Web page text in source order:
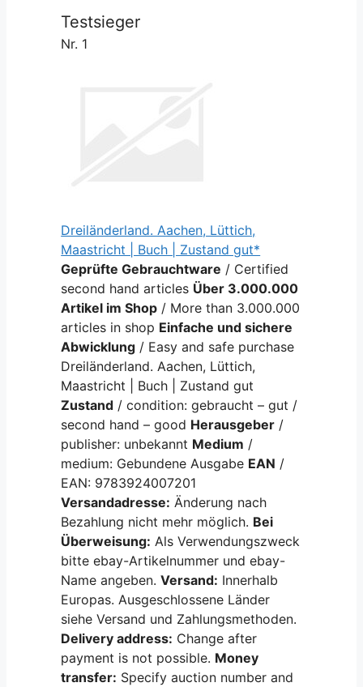
Testsieger
Nr. 1
Dreiländerland. Aachen, Lüttich,
Maastricht | Buch | Zustand gut*
Geprüfte Gebrauchtware / Certified
second hand articles Über 3.000.000
Artikel im Shop / More than 3.000.000
articles in shop Einfache und sichere
Abwicklung / Easy and safe purchase
Dreiländerland. Aachen, Lüttich,
Maastricht | Buch | Zustand gut
Zustand / condition: gebraucht – gut /
second hand – good Herausgeber /
publisher: unbekannt Medium /
medium: Gebundene Ausgabe EAN /
EAN: 9783924007201
Versandadresse: Änderung nach
Bezahlung nicht mehr möglich. Bei
Überweisung: Als Verwendungszweck
bitte ebay-Artikelnummer und ebay-
Name angeben.Versand: Innerhalb
Europas. Ausgeschlossene Länder
siehe Versand und Zahlungsmethoden.
Delivery address: Change after
payment is not possible. Money
transfer: Specify auction number and